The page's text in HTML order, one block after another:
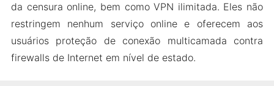
da censura online, bem como VPN ilimitada. Eles não
restringem nenhum serviço online e oferecem aos
usuários proteção de conexão multicamada contra
firewalls de Internet em nível de estado.